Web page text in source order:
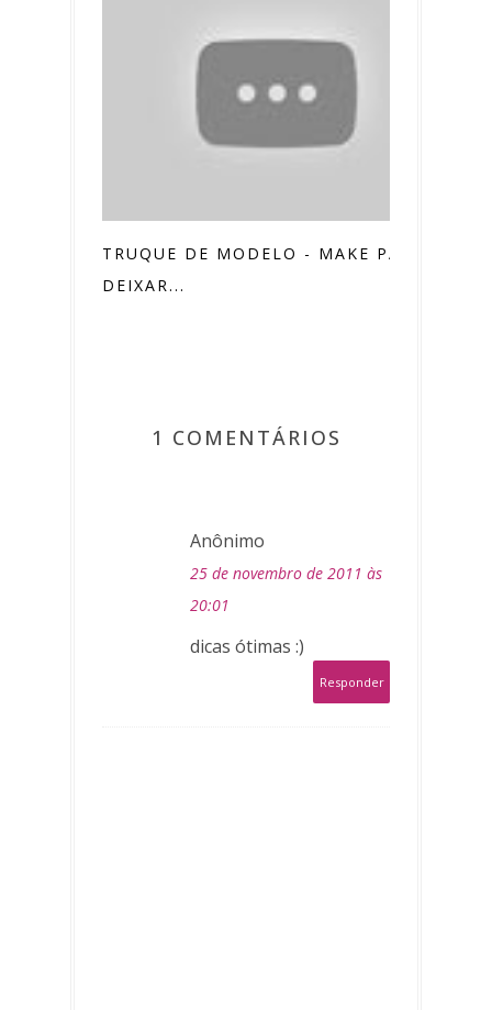
TRUQUE DE MODELO - MAKE PARA
DEIXAR...
1 COMENTÁRIOS
Anônimo
25 de novembro de 2011 às
20:01
dicas ótimas :)
Responder